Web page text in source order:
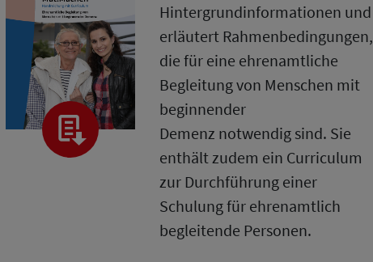
Hintergrundinformationen und
erläutert Rahmenbedingungen,
die für eine ehrenamtliche
Begleitung von Menschen mit
beginnender
Demenz notwendig sind. Sie
enthält zudem ein Curriculum
zur Durchführung einer
Schulung für ehrenamtlich
begleitende Personen.